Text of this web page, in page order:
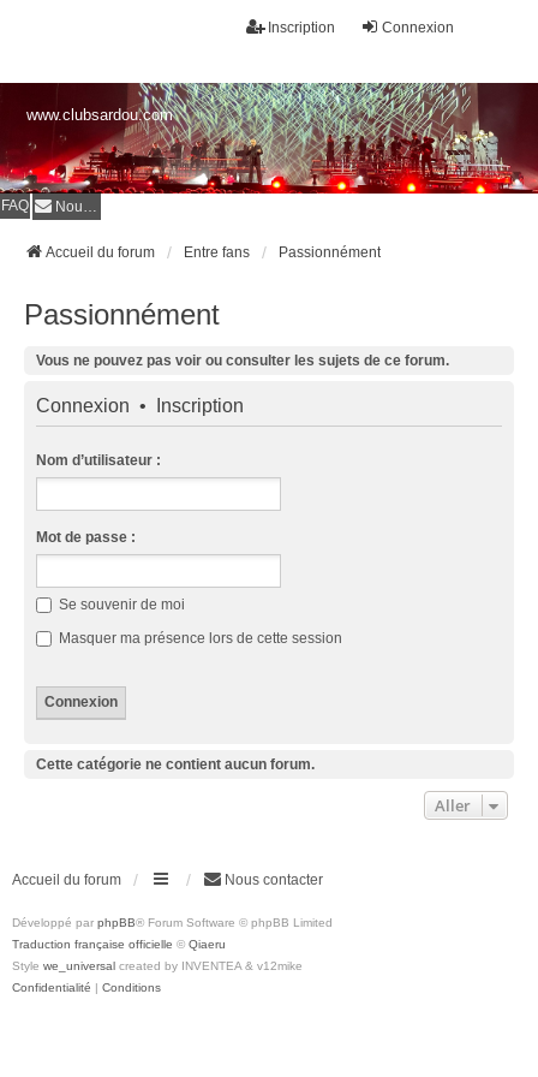
Connexion
Inscription
www.clubsardou.com
FAQ Nous contacter
Accueil du forum Entre fans Passionnément
Passionnément
Vous ne pouvez pas voir ou consulter les sujets de ce forum.
Connexion • Inscription
Nom d’utilisateur :
Mot de passe :
Se souvenir de moi
Masquer ma présence lors de cette session
Cette catégorie ne contient aucun forum.
Aller
Accueil du forum Nous contacter
Développé par phpBB® Forum Software © phpBB Limited
Traduction française officielle © Qiaeru
Style we_universal created by INVENTEA & v12mike
Confidentialité | Conditions